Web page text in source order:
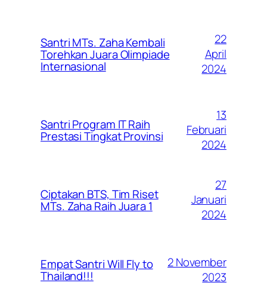
Santri MTs. Zaha Kembali
Torehkan Juara Olimpiade
Internasional
22
April
2024
Santri Program IT Raih
Prestasi Tingkat Provinsi
13
Februari
2024
Ciptakan BTS, Tim Riset
MTs. Zaha Raih Juara 1
27
Januari
2024
Empat Santri Will Fly to
Thailand!!!
2 November
2023